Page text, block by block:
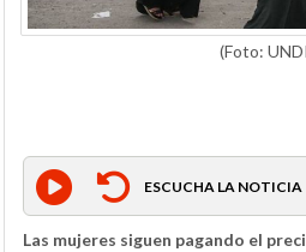
(Foto:
ESCUCHA LA NOTICIA
Las mujeres siguen pagando el